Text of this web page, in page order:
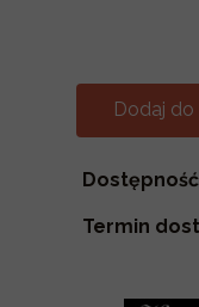
Termin
Dodaj